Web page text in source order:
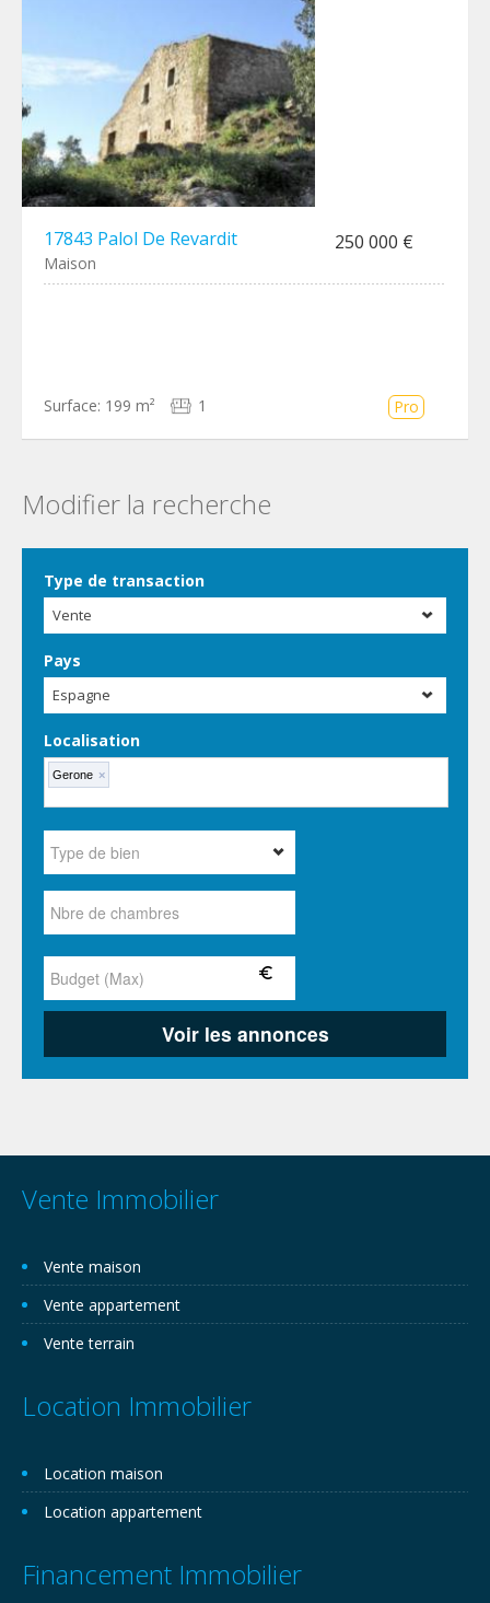
17843 Palol De Revardit 250 000 €
Maison
Surface: 199 m² 1 Pro
Modifier la recherche
Type de transaction
Vente
Pays
Espagne
Localisation
Gerone ×
Vente Immobilier
Vente maison
Vente appartement
Vente terrain
Location Immobilier
Location maison
Location appartement
Financement Immobilier